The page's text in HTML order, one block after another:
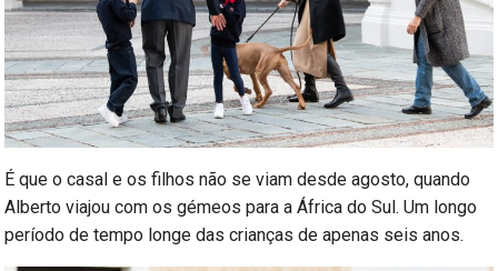
É que o casal e os filhos não se viam desde agosto, quando
Alberto viajou com os gémeos para a África do Sul. Um longo
período de tempo longe das crianças de apenas seis anos.